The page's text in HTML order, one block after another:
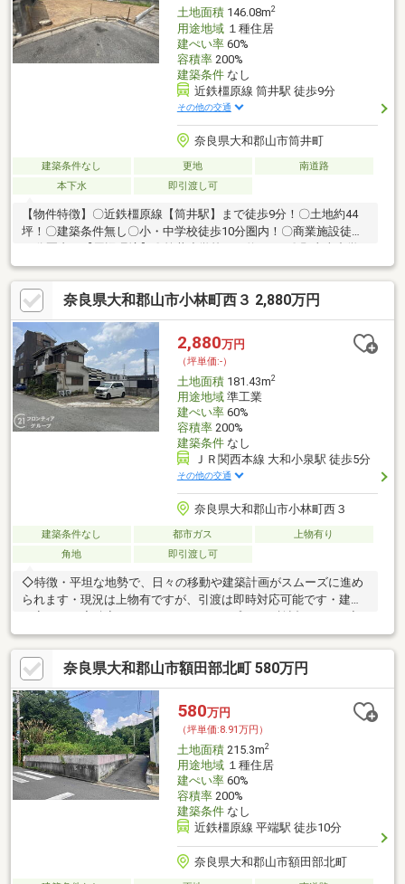
土地面積146.08m2
用途地域１種住居
建ぺい率60%
容積率200%
建築条件なし
近鉄橿原線 筒井駅 徒歩9分
その他の交通
奈良県大和郡山市筒井町
建築条件なし 更地
南道路
本下水
即引渡し可
【物件特徴】〇近鉄橿原線【筒井駅】まで徒歩9分！〇土地約44
坪！〇建築条件無し〇小・中学校徒歩10分圏内！〇商業施設徒歩
10分圏内！【周辺環境】〇筒井小学校まで約800ｍ〇郡山南中学
校まで約750ｍ〇オークワ大和郡山筒井北店まで約350ｍ〇DAISO
オークワ大和郡山筒井北店まで約280ｍ〇ファミリーマート筒井
駅改札前店まで約730ｍ※前面道路の通行掘削同意に税込55000円
の事務手数料が必要になります。ご物件に少しでもご興味持たれ
ましたら、福屋不動産販売 大和郡山店 (0120-66-2981)までお
気軽にお問い合わせください！
奈良県大和郡山市小林町西３ 2,880万円
2,880万円
（坪単価:-）
土地面積181.43m2
用途地域準工業
建ぺい率60%
容積率200%
建築条件なし
ＪＲ関西本線 大和小泉駅 徒歩5分
その他の交通
奈良県大和郡山市小林町西３
建築条件なし 都市ガス
上物有り
角地
即引渡し可
◇特徴・平坦な地勢で、日々の移動や建築計画がスムーズに進め
られます・現況は上物有ですが、引渡は即時対応可能です・建ぺ
立地・大和郡山市立片桐小学校まで徒歩約17分・大和郡山市立片
桐中学校まで徒歩約17分◆◇弊社が選ばれる理由◆◇1．お金の
扱い方のプロ、ファイナンシャルプランナーが資金計画をサポー
ト！2．買い替えなどにも対応できる売却専門チームあり3．たく
さんの銀行と繋がりがあるため、最も低金利になるように審査が
可能弊社は専門家同士が連携をとっているため、より多くの知見
がございますお気軽にお問合せください！
奈良県大和郡山市額田部北町 580万円
580万円
（坪単価:8.91万円）
土地面積215.3m2
用途地域１種住居
建ぺい率60%
容積率200%
建築条件なし
近鉄橿原線 平端駅 徒歩10分
奈良県大和郡山市額田部北町